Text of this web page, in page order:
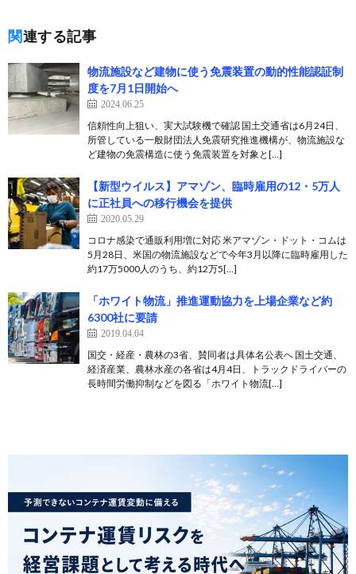
関連する記事
物流施設など建物に使う免震装置の動的性能認証制
度を7月1日開始へ
2024.06.25
信頼性向上狙い、実大試験機で確認 国土交通省は6月24日、
所管している一般財団法人免震研究推進機構が、物流施設な
ど建物の免震構造に使う免震装置を対象と[…]
【新型ウイルス】アマゾン、臨時雇用の12・5万人
に正社員への移行機会を提供
2020.05.29
コロナ感染で通販利用増に対応 米アマゾン・ドット・コムは
5月28日、米国の物流施設などで今年3月以降に臨時雇用した
約17万5000人のうち、約12万5[…]
「ホワイト物流」推進運動協力を上場企業など約
6300社に要請
2019.04.04
国交・経産・農林の3省、賛同者は具体名公表へ 国土交通、
経済産業、農林水産の各省は4月4日、トラックドライバーの
長時間労働抑制などを図る「ホワイト物流[…]